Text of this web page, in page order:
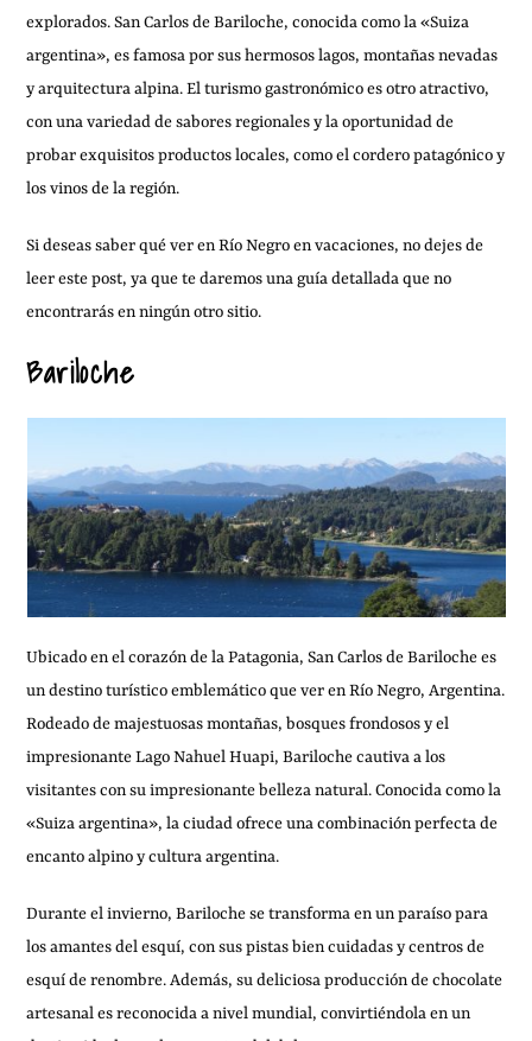
explorados. San Carlos de Bariloche, conocida como la «Suiza
argentina», es famosa por sus hermosos lagos, montañas nevadas
y arquitectura alpina. El turismo gastronómico es otro atractivo,
con una variedad de sabores regionales y la oportunidad de
probar exquisitos productos locales, como el cordero patagónico y
los vinos de la región.
Si deseas saber qué ver en Río Negro en vacaciones, no dejes de
leer este post, ya que te daremos una guía detallada que no
encontrarás en ningún otro sitio.
Bariloche
Ubicado en el corazón de la Patagonia, San Carlos de Bariloche es
un destino turístico emblemático que ver en Río Negro, Argentina.
Rodeado de majestuosas montañas, bosques frondosos y el
impresionante Lago Nahuel Huapi, Bariloche cautiva a los
visitantes con su impresionante belleza natural. Conocida como la
«Suiza argentina», la ciudad ofrece una combinación perfecta de
encanto alpino y cultura argentina.
Durante el invierno, Bariloche se transforma en un paraíso para
los amantes del esquí, con sus pistas bien cuidadas y centros de
esquí de renombre. Además, su deliciosa producción de chocolate
artesanal es reconocida a nivel mundial, convirtiéndola en un